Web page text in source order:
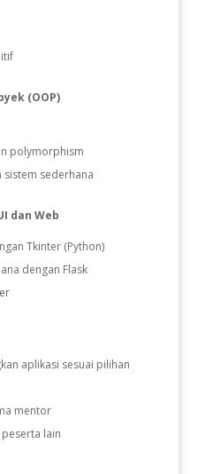
(OOP)
polymorphism
sistem sederhana
dan Web
Tkinter (Python)
dengan Flask
aplikasi sesuai pilihan
mentor
lain